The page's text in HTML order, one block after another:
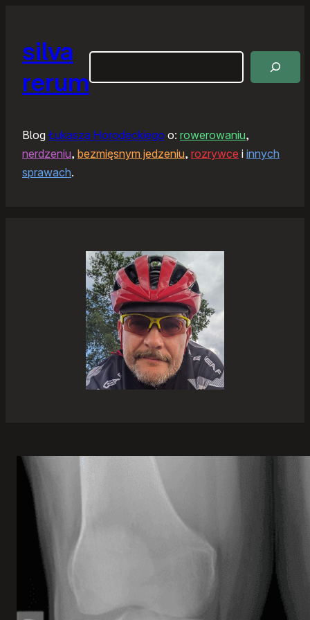
silva
rerum
Blog Łukasza Horodeckiego o: rowerowaniu,
nerdzeniu, bezmięsnym jedzeniu, rozrywce i innych
sprawach.